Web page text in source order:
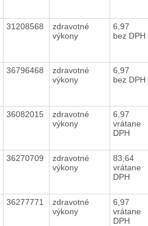
31208568
zdravotné
výkony
6,97
bez DPH
36796468
zdravotné
výkony
6,97
bez DPH
36082015
zdravotné
výkony
6,97
vrátane
DPH
36270709
zdravotné
výkony
83,64
vrátane
DPH
36277771
zdravotné
výkony
6,97
vrátane
DPH